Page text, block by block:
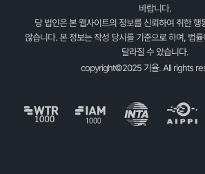
바랍니다.
당 법인은 본 웹사이트의 정보를 신뢰하여 취한 행
않습니다. 본 정보는 작성 당시를 기준으로 하며, 법
달라질 수 있습니다.
copyright©2025 기율. All rights